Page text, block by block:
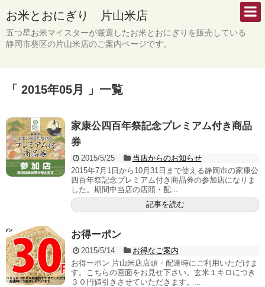
お米とおにぎり 片山米店
五つ星お米マイスターが厳選したお米とおにぎりを販売している
静岡市葵区の片山米店のご案内ページです。
「 2015年05月 」一覧
家康公四百年祭記念プレミアム付き商品
券
2015/5/25
当店からのお知らせ
2015年7月1日から10月31日まで使える静岡市の家康公
四百年祭記念プレミアム付き商品券の参加店になりま
した。期間中当店の店頭・配...
記事を読む
お得ーポン
2015/5/14
お得なご案内
お得ーポン 片山米店店頭・配達時にご利用いただけま
す。こちらの画面をお見せ下さい。玄米１キロにつき
３０円値引きさせていただきます。...